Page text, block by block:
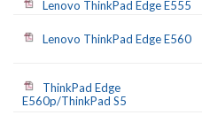
Lenovo ThinkPad Edge E555
Lenovo ThinkPad Edge E560
ThinkPad Edge
E560p/ThinkPad S5